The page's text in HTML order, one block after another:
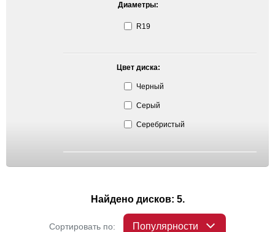
Диаметры:
R19
Цвет диска:
Черный
Серый
Серебристый
Найдено дисков: 5.
Сортировать по: Популярности